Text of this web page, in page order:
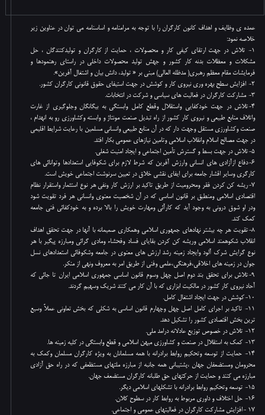
عمده ی وظایف و اهداف کانون کارگران را با توجه به مرامنامه و اساسنامه می توان در عناوین زیر
خلاصه نمود:
1- تلاش در جهت ارتقای کیفی کار و محصولات ، حمایت از کارگران و تولیدکنندگان ، حل
مشکلات و معظلات بدنه کار کشور و جهش تولید محصولات داخلی در راستای رهنمودها و
فرمایشات مقام معظم رهبری( مدظله العالی) مبنی بر « تولید، دانش بیان و اشتغال آفرین».
2- افزایش سطح بهره وری نیروی کار و کوشش در جهت استیفای حقوق قانونی کارگران کشور.
3- مشارکت کارگران در فعالیت های سیاسی و شرکت در انتخابات.
4-تلاش در جهت خودکفایی واستقلال وقطع کامل وابستگی به بیگانگان وجلوگیری از غارت
واتلاف منابع طبیعی و نیروی کار کشور از راه تبدیل صنعت مونتاژ و وابسته وکشاورزی رو به انهدام ،
صنعت وکشاورزی مستقل وجهت دار که در آن منابع طبیعی وانسانی مسلمین با رعایت شرایط اقلیمی
در جهت مصالح اسلام وانقلاب اسلامی وتامین نیازهای عمومی بکار افتد.
5-تلاش در جهت بسط و گسترش تأمین اجتماعی و ایجاد امنیت شغلی.
6-دفاع ازآزادی های انسانی وارزش آفرین که شرط لازم برای شکوفایی استعدادها وتوانائی های
کارگری وسایر اقشار جامعه برای ایفای نقشی خلاق در تعیین سرنوشت اجتماعی خویش است.
7-ریشه کن کردن فقر ومحرومیت از طریق تاکید بر ارزش کار ونفی هر نوع استثمار واستقرار نظام
اقتصادی اسلامی ومنطبق بر قانون اساسی که در آن شخصیت معنوی وانسانی هر فرد تقویت شود
ودر او شوق درونی به وجود آید که کارآئی ومهارت خویش را بالا برده و به خودکفائی فنی جامعه
کمک کند.
8-تقویت هر چه بیشتر نهادهای جمهوری اسلامی وهمکاری صمیمانه با آنها در جهت تحقق اهداف
انقلاب شکوهمند اسلامی وریشه کن کردن بقایای فساد وفحشاء ومادی گرائی ومبارزه پیگیر با هر
نوع گرایش شرک آلود وایجاد زمینه رشد ارزش های معنوی در جامعه وشکوفائی استعدادهای نسل
جوان در زمینه های اخلاقی،فرهنگی،علمی وفنی از طریق امر به معروف ونهی از منکر.
9-تلاش برای تحقق بند دوم اصل چهل وسوم قانون اساسی جمهوری اسلامی ایران تا جائی که
آحاد نیروی کار کشور در مالکیت ابزاری که با آن کار می کنند شریک وسهیم گردند.
10-کوشش در جهت ایجاد اشتغال کامل.
11- تاکید بر اجرای کامل اصل چهل وچهارم قانون اساسی به شکلی که بخش تعاونی عملاً وسیع
ترین بخش اقتصادی کشور را تشکیل دهد.
12- تلاش در خصوص توزیع عادلانه درامد ملی.
13- کمک به استقلال در صنعت و کشاورزی میهن اسلامی و قطع وابستگی در کلیه زمینه ها.
14- حمایت از توسعه وتحکیم روابط برادرانه با همه مسلمانان به ویژه کارگران مسلمان وکمک به
محرومان ومستضعفان جهان ،پشتیبانی همه جانبه از مبارزه ملتهای مستظعفی که در راه حق آزادی
مبارزه می کنند و حمایت از حرکتهای حق طلبانه کارگران مستضعف جهان.
15- توسعه وتحکیم روابط برادرانه با تشکلهای اسلامی دیگر.
16- حل اختلاف و داوری مربوط به روابط کار در سطوح کلان.
17 -افزایش مشارکت کارگران در فعالیتهای عمومی و اجتماعی.